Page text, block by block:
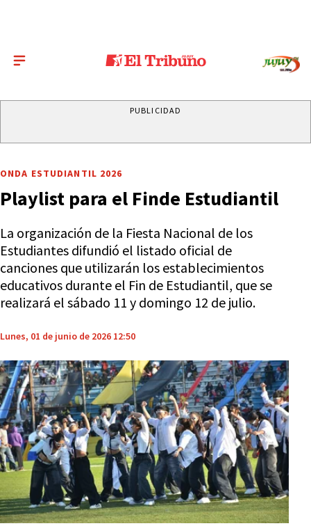
PUBLICIDAD
ONDA ESTUDIANTIL 2026
Playlist para el Finde Estudiantil
La organización de la Fiesta Nacional de los
Estudiantes difundió el listado oficial de
canciones que utilizarán los establecimientos
educativos durante el Fin de Estudiantil, que se
realizará el sábado 11 y domingo 12 de julio.
Lunes, 01 de junio de 2026 12:50